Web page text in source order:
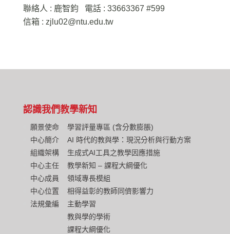
聯絡人 : 鹿智鈞 電話 : 33663367 #599
信箱 : zjlu02@ntu.edu.tw
認識我們
願景使命
中心簡介
組織架構
中心主任
中心成員
中心位置
法規彙編
教學新知
學習評量專區 (含分數膨脹)
AI 時代的教與學：現況分析與行動方案
生成式AI工具之教學因應措施
教學新知 – 課程大綱優化
領域專長模組
相得益彰的教師同儕影響力
主動學習
教與學的學術
課程大綱優化